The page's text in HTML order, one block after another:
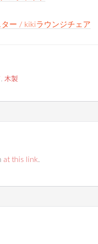
ー / kikiラウンジチェア
, 木製
at this link.